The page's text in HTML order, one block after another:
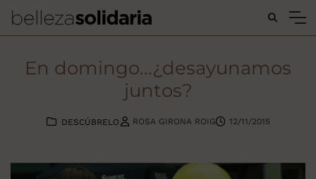
Buscar...
En domingo...¿desayunamos
juntos?
DESCÚBRELO ROSA GIRONA ROIG 12/11/2015